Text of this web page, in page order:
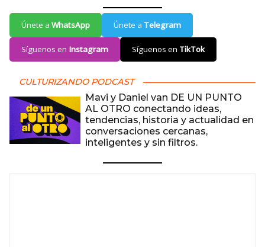
Únete a WhatsApp Únete a Telegram
Síguenos en Instagram Síguenos en TikTok
CULTURIZANDO PODCAST
Mavi y Daniel van DE UN PUNTO
AL OTRO conectando ideas,
tendencias, historia y actualidad en
conversaciones cercanas,
inteligentes y sin filtros.